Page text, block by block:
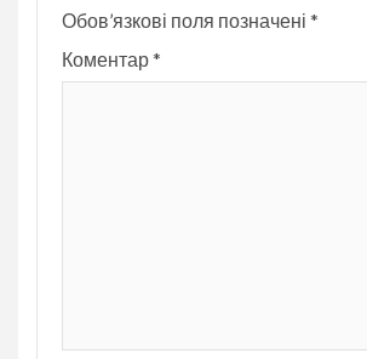
Обов’язкові поля позначені *
Коментар*